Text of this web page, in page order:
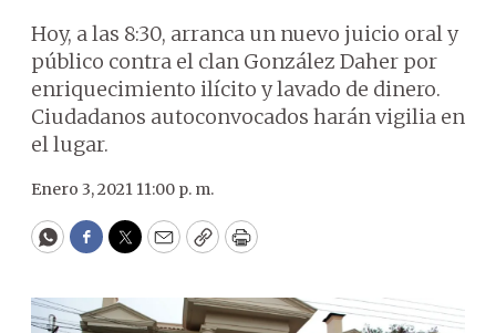
Hoy, a las 8:30, arranca un nuevo juicio oral y
público contra el clan González Daher por
enriquecimiento ilícito y lavado de dinero.
Ciudadanos autoconvocados harán vigilia en
el lugar.
Enero 3, 2021 11:00 p. m.
WhatsApp
Facebook
Twitter
EmailCopyPrint